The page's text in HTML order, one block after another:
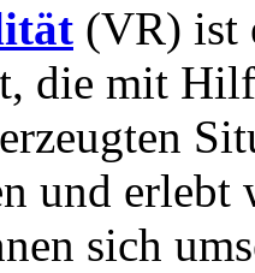
(VR) ist
die mit
und
sich